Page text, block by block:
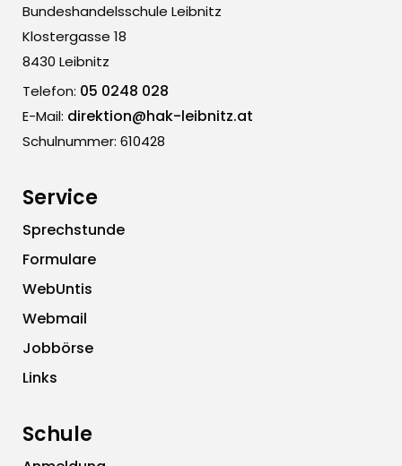
Bundeshandelsschule Leibnitz
Klostergasse 18
8430 Leibnitz
Telefon: 05 0248 028
E-Mail: direktion@hak-leibnitz.at
Schulnummer: 610428
Service
Sprechstunde
Formulare
WebUntis
Webmail
Jobbörse
Links
Schule